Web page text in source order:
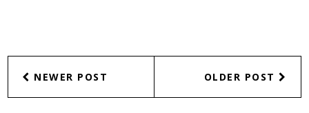
NEWER POST OLDER POST